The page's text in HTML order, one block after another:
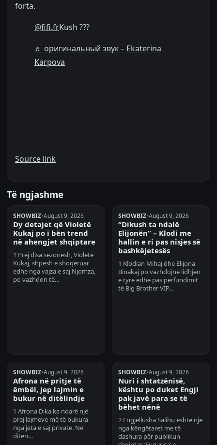
forta.
@fifi.frKush ???
♬ оригинальный звук – Ekaterina
Karpova
Source link
Të ngjashme
SHOWBIZ•August 9, 2026
Dy detajet që Violetë
Kukaj po i bën trend
në ahengjet shqiptare
1 Prej disa sezonesh, Violetë
Kukaj, shpesh e shoqëruar
edhe nga vajza e saj Njomza,
po vazhdon të…
SHOWBIZ•August 9, 2026
“Dikush ta ndalë
Elijonën” – Klodi me
hallin e ri pas nisjes së
bashkëjetesës
1 Klodian Mihaj dhe Elijona
Binakaj po vazhdojnë lidhjen
e tyre edhe pas përfundimit
të Big Brother VIP…
SHOWBIZ•August 9, 2026
Afrona në pritje të
ëmbël, jep lajmin e
bukur në ditëlindje
1 Afrona Dika ka ndarë një
prej lajmeve më të bukura
nga jeta e saj private. Në
ditën…
SHOWBIZ•August 9, 2026
Nuri i shtatzënisë,
kështu po duket Engji
pak javë para se të
bëhet nënë
2 Engjellusha Salihu është një
nga këngëtaret me të
dashura për publikun